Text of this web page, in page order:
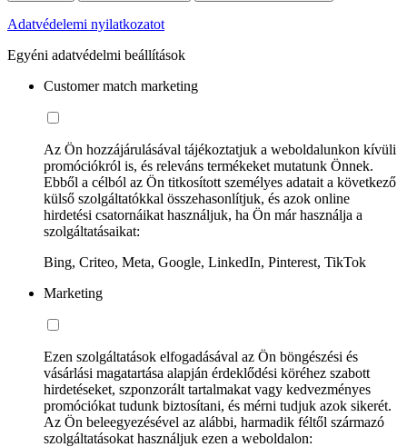
Adatvédelemi nyilatkozatot
Egyéni adatvédelmi beállítások
Customer match marketing
Az Ön hozzájárulásával tájékoztatjuk a weboldalunkon kívüli
promóciókról is, és releváns termékeket mutatunk Önnek.
Ebből a célból az Ön titkosított személyes adatait a következő
külső szolgáltatókkal összehasonlítjuk, és azok online
hirdetési csatornáikat használjuk, ha Ön már használja a
szolgáltatásaikat:
Bing, Criteo, Meta, Google, LinkedIn, Pinterest, TikTok
Marketing
Ezen szolgáltatások elfogadásával az Ön böngészési és
vásárlási magatartása alapján érdeklődési köréhez szabott
hirdetéseket, szponzorált tartalmakat vagy kedvezményes
promóciókat tudunk biztosítani, és mérni tudjuk azok sikerét.
Az Ön beleegyezésével az alábbi, harmadik féltől származó
szolgáltatásokat használjuk ezen a weboldalon: